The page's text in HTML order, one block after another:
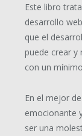
Este libro
desarrollo
que el
puede crear y
con un
En el mejor
emocionante
ser una